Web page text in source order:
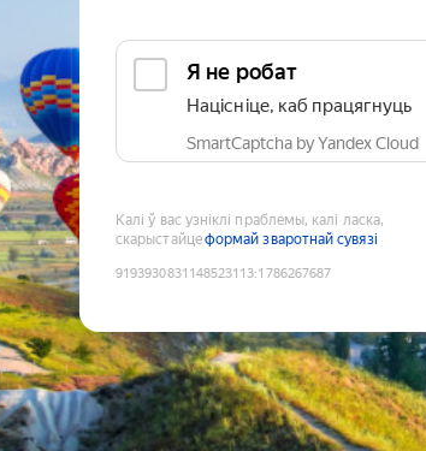
Я не робат
Націсніце, каб працягнуць
SmartCaptcha by Yandex Cloud
Калі ў вас узніклі праблемы, калі ласка,
скарыстайцеформай зваротнай сувязі
9193930831148523113:1786267687